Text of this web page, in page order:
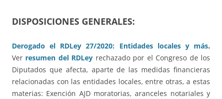
DISPOSICIONES GENERALES:
Derogado el RDLey 27/2020: Entidades locales y más.
Ver resumen del RDLey rechazado por el Congreso de los
Diputados que afecta, aparte de las medidas financieras
relacionadas con las entidades locales, entre otras, a estas
materias: Exención AJD moratorias, aranceles notariales y